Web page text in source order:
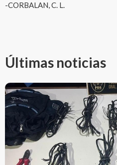
-CORBALAN, C. L.
Últimas noticias